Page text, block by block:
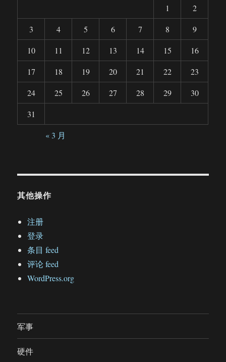
1
2
3
4 5 6 7 8
9
10
11 12 13 14 15
16
17
18 19 20 21 22
23
24
25 26 27 28 29
30
31
« 3 月
其他操作
注册
登录
条目 feed
评论 feed
WordPress.org
军事
硬件